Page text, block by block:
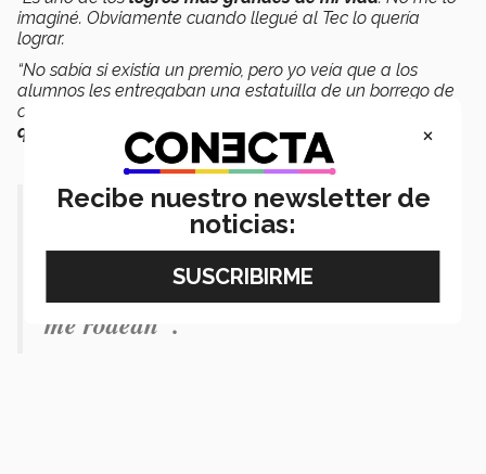
imaginé. Obviamente cuando llegué al Tec lo quería
lograr.
“No sabía si existía un premio, pero yo veía que a los
alumnos les entregaban una estatuilla de un borrego de
oro y que había fotos de profesores en la biblioteca.
quería estar ahí”, recuerda Ján.
“Soy una persona cuyo propósito es
hacer crecer a las personas con las
que estoy en contacto y con quienes
me rodean".
×
Recibe nuestro newsletter de
noticias: